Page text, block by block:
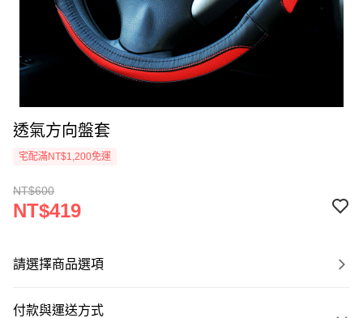
透氣方向盤套
宅配滿NT$1,200免運
NT$600
NT$419
請選擇商品選項
付款與運送方式